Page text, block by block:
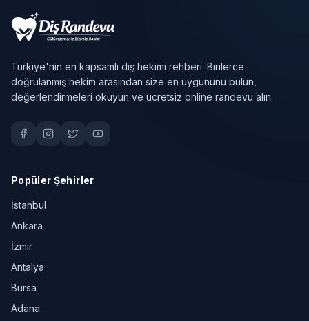
Türkiye'nin en kapsamlı diş hekimi rehberi. Binlerce
doğrulanmış hekim arasından size en uygununu bulun,
değerlendirmeleri okuyun ve ücretsiz online randevu alın.
Popüler Şehirler
İstanbul
Ankara
İzmir
Antalya
Bursa
Adana